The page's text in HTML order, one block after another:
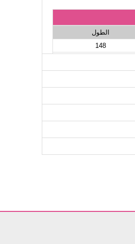
الطول
148
148
148